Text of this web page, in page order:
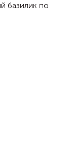
базилик по